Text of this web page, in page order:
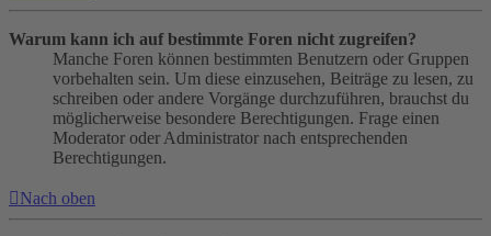
Warum kann ich auf bestimmte Foren nicht zugreifen?
Manche Foren können bestimmten Benutzern oder Gruppen
vorbehalten sein. Um diese einzusehen, Beiträge zu lesen, zu
schreiben oder andere Vorgänge durchzuführen, brauchst du
möglicherweise besondere Berechtigungen. Frage einen
Moderator oder Administrator nach entsprechenden
Berechtigungen.
Nach oben